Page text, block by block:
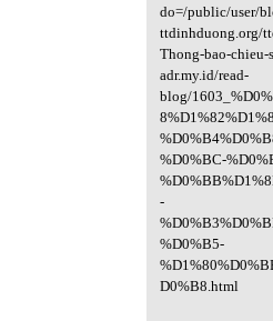
do=/public/user/
ttdinhduong.org/
Thong-bao-chieu-
adr.my.id/read-
blog/
%D0%BC-
-
%D0%B5-
D0%B8.html